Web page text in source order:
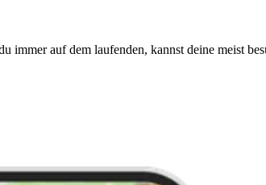
auf dem laufenden, kannst deine meist